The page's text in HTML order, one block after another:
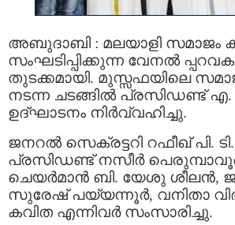
അബുദാബി : മലയാളി സമാജം
സംഘടിപ്പിക്കുന്ന വേനൽ
തുടക്കമായി. മുസ്സഫയിലെ
നടന്ന ചടങ്ങിൽ പ്രസിഡണ്ട്
ഉദ്ഘാടനം നിർവ്വഹിച്ചു.
ജനറൽ സെക്രട്ടറി റഫീഖ് പി.
പ്രസിഡണ്ട് നസീർ
ചെയർമാൻ ബി. യേശു ശീലൻ,
സുരേഷ് പയ്യന്നൂർ, വനിതാ
കവിത എന്നിവർ സംസാരിച്ചു.